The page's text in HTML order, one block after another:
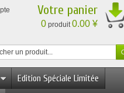
Votre panier
0 produit0.00 ¥
Edition Spéciale Limitée